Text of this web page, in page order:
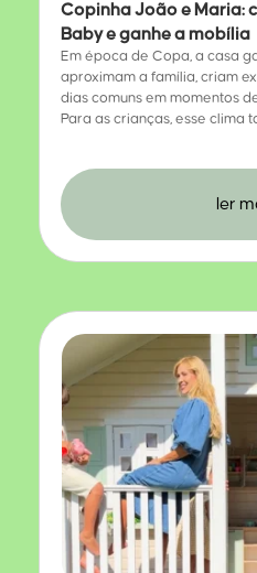
Copinha João e Maria:
Baby e ganhe a mobília
Em época de Copa, a casa
aproximam a família, criam
dias comuns em momentos
Para as crianças, esse clima
ler